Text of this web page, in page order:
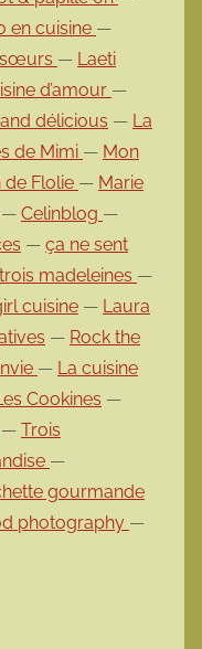
en cuisine —
sœurs — Laeti
d’amour —
délicious — La
de Mimi — Mon
de Flolie — Marie
— Celinblog —
— ça ne sent
madeleines —
cuisine — Laura
— Rock the
— La cuisine
Cookines —
— Trois
—
gourmande
photography —